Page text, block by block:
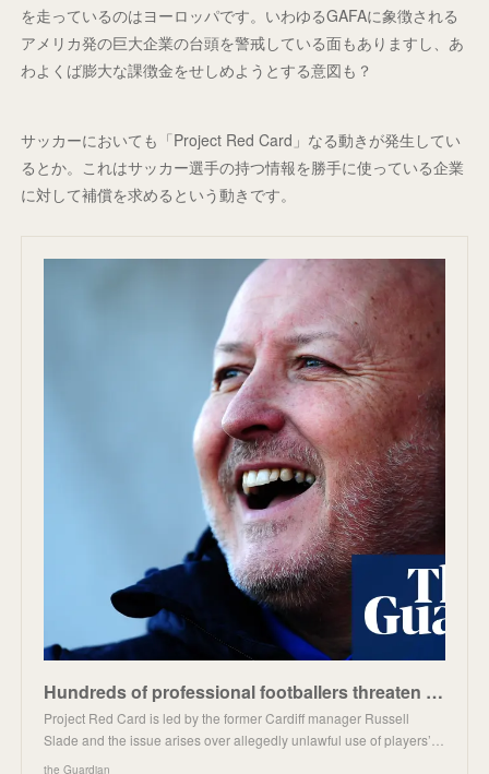
を走っているのはヨーロッパです。いわゆるGAFAに象徴される
アメリカ発の巨大企業の台頭を警戒している面もありますし、あ
わよくば膨大な課徴金をせしめようとする意図も？
サッカーにおいても「Project Red Card」なる動きが発生してい
るとか。これはサッカー選手の持つ情報を勝手に使っている企業
に対して補償を求めるという動きです。
Hundreds of professional footballers threaten legal action over use of data
Project Red Card is led by the former Cardiff manager Russell
Slade and the issue arises over allegedly unlawful use of players’…
the Guardian